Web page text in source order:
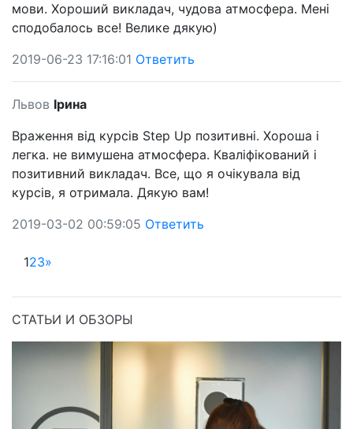
мови. Хороший викладач, чудова атмосфера. Мені
сподобалось все! Велике дякую)
2019-06-23 17:16:01 Ответить
Львов Ірина
Враження від курсів Step Up позитивні. Хороша і
легка. не вимушена атмосфера. Кваліфікований і
позитивний викладач. Все, що я очікувала від
курсів, я отримала. Дякую вам!
2019-03-02 00:59:05 Ответить
123»
СТАТЬИ И ОБЗОРЫ